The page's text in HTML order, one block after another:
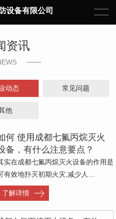
设备有限公司
资讯
动态 常见问题
他
何 使用成都七氟丙烷灭火
备，有什么注意要点？
实在成都七氟丙烷灭火设备的作用是
有效地扑灭初期火灾,减少人…
了解详情